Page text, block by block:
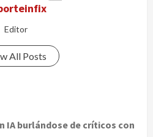
Editor
All Posts
IA burlándose de críticos con